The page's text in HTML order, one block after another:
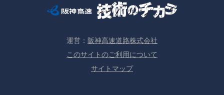
運営： 阪神高速道路株式会社
このサイトのご利用について
サイトマップ